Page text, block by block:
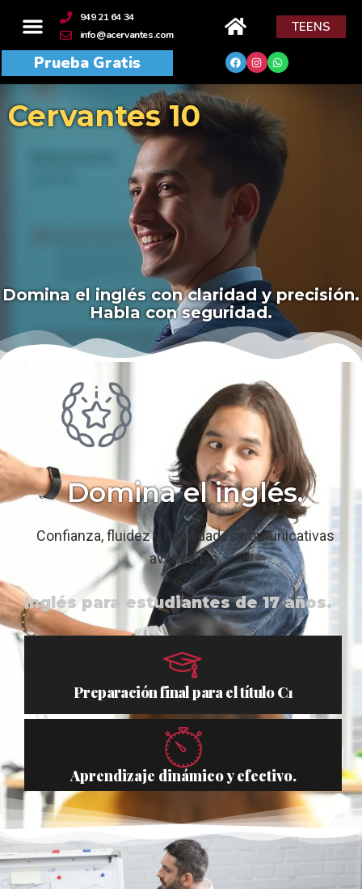
949 21 64 34
info@acervantes.com
TEENS
Prueba Gratis
Cervantes 10
Domina el inglés con claridad y precisión.
Habla con seguridad.
Domina el inglés.
Confianza, fluidez y habilidades comunicativas
avanzadas.
Inglés para estudiantes de 17 años.
Preparación final para el título C1
Aprendizaje dinámico y efectivo.